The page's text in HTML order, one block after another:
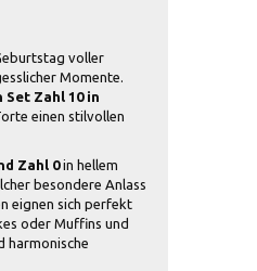
voller
Momente.
Zahl 10 in
einen stilvollen
Zahl 0in hellem
besondere Anlass
eignen sich perfekt
oder Muffins und
harmonische